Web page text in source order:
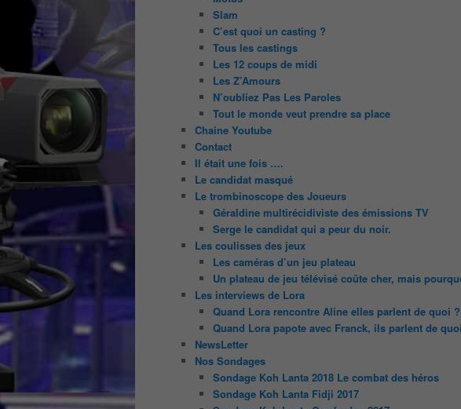
Slam
C’est quoi un casting ?
Tous les castings
Les 12 coups de midi
Les Z’Amours
N’oubliez Pas Les Paroles
Tout le monde veut prendre sa place
Chaine Youtube
Contact
Il était une fois ….
Le candidat masqué
Le trombinoscope des Joueurs
Géraldine multirécidiviste des émissions TV
Serge le candidat qui a peur du noir.
Les coulisses des jeux
Les caméras d’un jeu plateau
Un plateau de jeu télévisé coûte cher, mais
Les interviews de Lora
Quand Lora rencontre Aline elles parlent de quoi ?
Quand Lora papote avec Franck, ils parlent de
NewsLetter
Nos Sondages
Sondage Koh Lanta 2018 Le combat des héros
Sondage Koh Lanta Fidji 2017